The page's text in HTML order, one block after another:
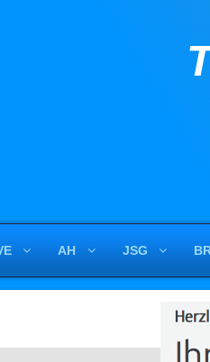
AH JSG